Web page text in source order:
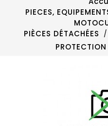
PIECES,
PIÈCES DÉTACHÉES